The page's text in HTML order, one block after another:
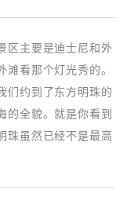
区主要是迪士尼和外
看那个灯光秀的。
们约到了东方明珠的
的全貌。就是你看到
珠虽然已经不是最高